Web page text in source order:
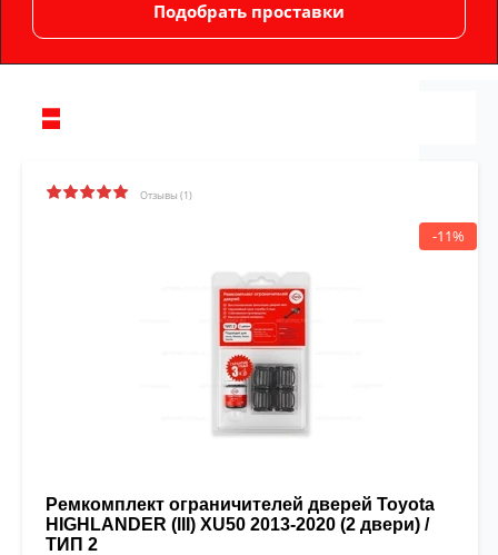
Отзывы (1)
-11%
Ремкомплект ограничителей дверей Toyota
HIGHLANDER (lII) XU50 2013-2020 (2 двери) /
ТИП 2